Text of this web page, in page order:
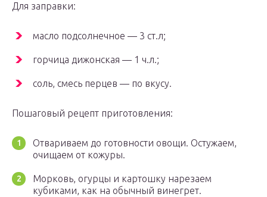
Для заправки:
масло подсолнечное — 3 ст.л;
горчица дижонская — 1 ч.л.;
соль, смесь перцев — по вкусу.
Пошаговый рецепт приготовления:
Отвариваем до готовности овощи. Остужаем,
очищаем от кожуры.
Морковь, огурцы и картошку нарезаем
кубиками, как на обычный винегрет.